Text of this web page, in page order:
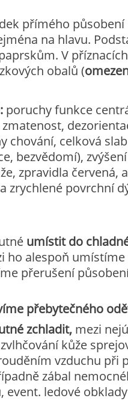
přímého
na hlavu.
V
obalů (
poruchy funkce
chování, celková
bezvědomí),
zpravidla červená,
zrychlené povrchní
umístit do
ho alespoň
přerušení
přebytečného
zchladit,mezi
kůže
vzduchu při
zábal
event. ledové